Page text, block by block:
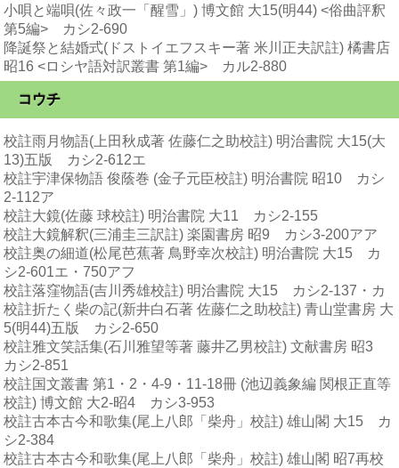
小唄と端唄(佐々政一「醒雪」) 博文館 大15(明44) <俗曲評釈
第5編> カシ2-690
降誕祭と結婚式(ドストイエフスキー著 米川正夫訳註) 橘書店
昭16 <ロシヤ語対訳叢書 第1編> カル2-880
コウチ
校註雨月物語(上田秋成著 佐藤仁之助校註) 明治書院 大15(大
13)五版 カシ2-612エ
校註宇津保物語 俊蔭巻 (金子元臣校註) 明治書院 昭10 カシ
2-112ア
校註大鏡(佐藤 球校註) 明治書院 大11 カシ2-155
校註大鏡解釈(三浦圭三訳註) 楽園書房 昭9 カシ3-200アア
校註奥の細道(松尾芭蕉著 鳥野幸次校註) 明治書院 大15 カ
シ2-601エ・750アフ
校註落窪物語(吉川秀雄校註) 明治書院 大15 カシ2-137・カ
校註折たく柴の記(新井白石著 佐藤仁之助校註) 青山堂書房 大
5(明44)五版 カシ2-650
校註雅文笑話集(石川雅望等著 藤井乙男校註) 文献書房 昭3
カシ2-851
校註国文叢書 第1・2・4-9・11-18冊 (池辺義象編 関根正直等
校註) 博文館 大2-昭4 カシ3-953
校註古本古今和歌集(尾上八郎「柴舟」校註) 雄山閣 大15 カ
シ2-384
校註古本古今和歌集(尾上八郎「柴舟」校註) 雄山閣 昭7再校